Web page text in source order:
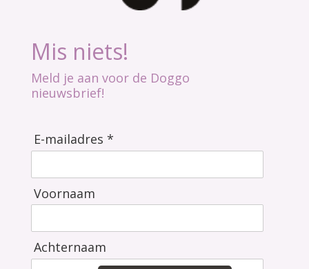
Mis niets!
Meld je aan voor de Doggo
nieuwsbrief!
E-mailadres *
Voornaam
Achternaam